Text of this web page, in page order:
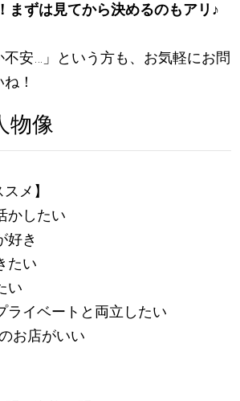
まずは見てから決めるのもアリ ♪
不安…」という方も、お気軽にお問
！
物像
メ】
かしたい
好き
たい
い
ライベートと両立したい
お店がいい